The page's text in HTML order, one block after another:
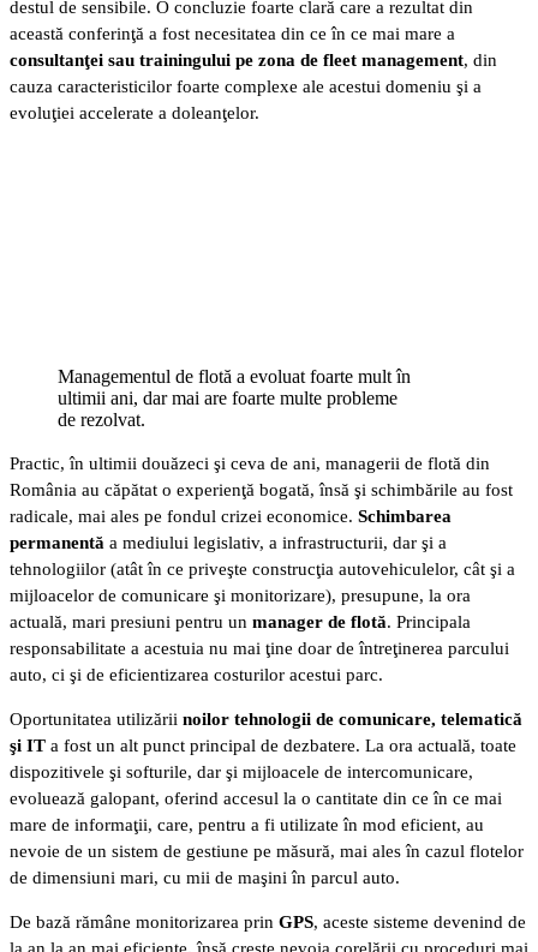
destul de sensibile. O concluzie foarte clară care a rezultat din
această conferinţă a fost necesitatea din ce în ce mai mare a
consultanţei sau trainingului pe zona de fleet management, din
cauza caracteristicilor foarte complexe ale acestui domeniu şi a
evoluţiei accelerate a doleanţelor.
Managementul de flotă a evoluat foarte mult în
ultimii ani, dar mai are foarte multe probleme
de rezolvat.
Practic, în ultimii douăzeci şi ceva de ani, managerii de flotă din
România au căpătat o experienţă bogată, însă şi schimbările au fost
radicale, mai ales pe fondul crizei economice. Schimbarea
permanentă a mediului legislativ, a infrastructurii, dar şi a
tehnologiilor (atât în ce priveşte construcţia autovehiculelor, cât şi a
mijloacelor de comunicare şi monitorizare), presupune, la ora
actuală, mari presiuni pentru un manager de flotă. Principala
responsabilitate a acestuia nu mai ţine doar de întreţinerea parcului
auto, ci şi de eficientizarea costurilor acestui parc.
Oportunitatea utilizării noilor tehnologii de comunicare, telematică
şi IT a fost un alt punct principal de dezbatere. La ora actuală, toate
dispozitivele şi softurile, dar şi mijloacele de intercomunicare,
evoluează galopant, oferind accesul la o cantitate din ce în ce mai
mare de informaţii, care, pentru a fi utilizate în mod eficient, au
nevoie de un sistem de gestiune pe măsură, mai ales în cazul flotelor
de dimensiuni mari, cu mii de maşini în parcul auto.
De bază rămâne monitorizarea prin GPS, aceste sisteme devenind de
la an la an mai eficiente, însă creşte nevoia corelării cu proceduri mai